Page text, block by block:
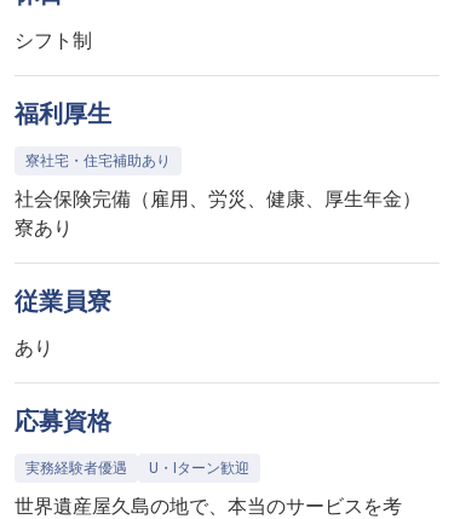
シフト制
福利厚生
寮社宅・住宅補助あり
社会保険完備（雇用、労災、健康、厚生年金）
寮あり
従業員寮
あり
応募資格
実務経験者優遇 U・Iターン歓迎
世界遺産屋久島の地で、本当のサービスを考